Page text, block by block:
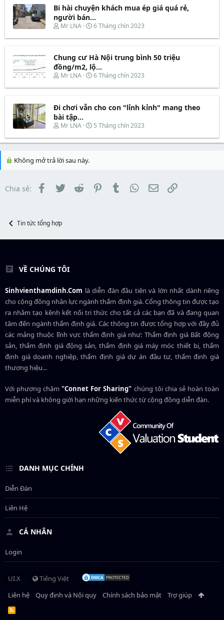
ea
d
s
a
t
e
r
b
t
ầ
Bi hài chuyện khách mua ép giá quá rẻ,
người bán...
T
r
a
d
s
a
t
e
r
Mr LNA
N
à
b
ắ
t
ầ
6 Tháng chín 2023
Chung cư Hà Nội trung bình 50 triệu
đồng/m2, lộ...
T
r
a
d
s
a
e
Mr LNA
N
à
b
t
ầ
6 Tháng chín 2023
Đi chơi vẫn cho con "lỉnh kỉnh" mang theo
bài tập...
T
r
a
d
a
r
Mr LNA
N
à
ầ
5 Tháng chín 2023
Không mở trả lời sau này.
Chia sẻ: Facebook
TwitterReddit PinterestTumblr WhatsApp
EmailLink
Tin tức tổng hợp
VỀ CHÚNG TÔI
Sinhvienthamdinh.Com là diễn đàn đầu tiên và lớn nhất dành riêng
cho cộng đồng nhân lực ngànhthẩm định giá. Cổng thông tin được tạo
ra nhằm tạo kênh kết nối tri thức cho tất cả các bạn đã và đang quan
tâm đến ngành thẩm định giá. Các thông tin được tổng hợp với đầy đủ
các mảng thuộc lĩnh vực thẩm định giá như: Thẩm định giá Bất động
sản, thẩm định giá động sản, thẩm định giá máy móc thiết bị, thẩm
định giá doanh nghiệp, thẩm định giá dự án đầu tư, thẩm định giá
thương hiệu...
Với phương châm"Connet For Sharing" chúng tôi chia sẻ hoàn toàn
miễn phí và không giới hạn những kiến thức từ cộng đồng diễn đàn.
DANH MỤC CHÍNH
Diễn Đàn
Liên Hệ
CÁ NHÂN
Login
UI.X
Tiếng Việt
Liên hệ
Quy định và Nội quy Chính sách bảo mật Trợ giúp
R